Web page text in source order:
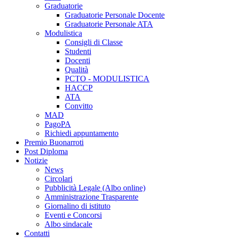
Graduatorie
Graduatorie Personale Docente
Graduatorie Personale ATA
Modulistica
Consigli di Classe
Studenti
Docenti
Qualità
PCTO - MODULISTICA
HACCP
ATA
Convitto
MAD
PagoPA
Richiedi appuntamento
Premio Buonarroti
Post Diploma
Notizie
News
Circolari
Pubblicità Legale (Albo online)
Amministrazione Trasparente
Giornalino di istituto
Eventi e Concorsi
Albo sindacale
Contatti